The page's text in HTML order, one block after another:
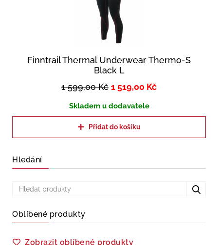
Finntrail Thermal Underwear Thermo-S
Black L
1 599,00Kč 1 519,00 Kč
Skladem u dodavatele
Přidat do košíku
Hledání
Oblíbené produkty
Zobrazit oblíbené produkty